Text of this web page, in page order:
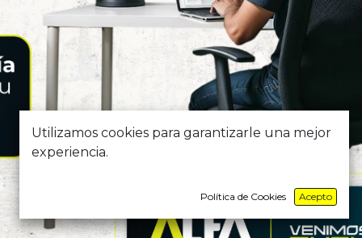
Utilizamos cookies para garantizarle una mejor
experiencia.
Política de Cookies Acepto